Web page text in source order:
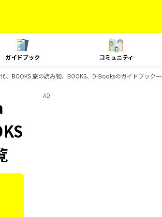
ガイドブック コミュニティ
BOOKS 旅の読み物、BOOKS、D-Booksのガイドブック
AD